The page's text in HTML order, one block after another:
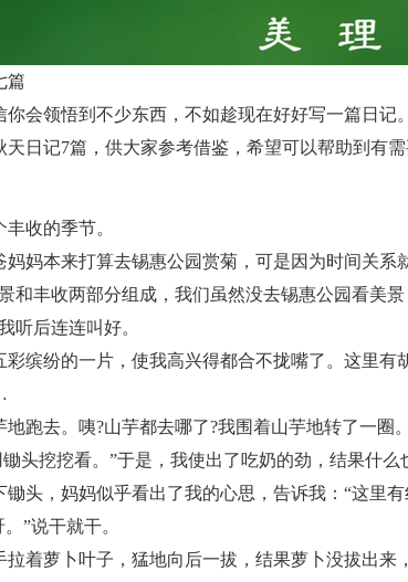
篇
会领悟到不少东西，不如趁现在好好写一篇日记
日记7篇，供大家参考借鉴，希望可以帮助到有需
收的季节。
妈妈本来打算去锡惠公园赏菊，可是因为时间关系
和丰收两部分组成，我们虽然没去锡惠公园看美
听后连连叫好。
缤纷的一片，使我高兴得都合不拢嘴了。这里有
跑去。咦?山芋都去哪了?我围着山芋地转了一圈
头挖挖看。”于是，我使出了吃奶的劲，结果什么
头，妈妈似乎看出了我的心思，告诉我：“这里
”说干就干。
着萝卜叶子，猛地向后一拔，结果萝卜没拔出来